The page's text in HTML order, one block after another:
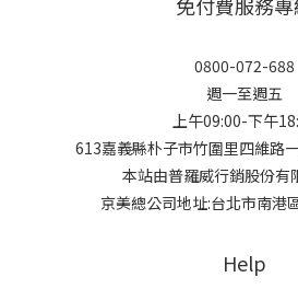
0800-072-688
週一至週五
上午09:00-下午
613嘉義縣朴子市竹圍里四維路
本站由普羅威行銷股份有
京美總公司地址:台北市南港
Help